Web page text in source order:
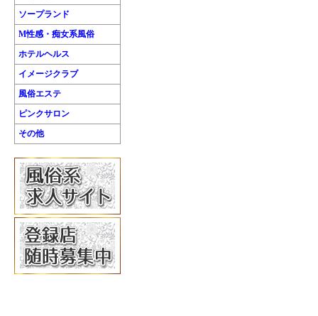
ソープランド
M性感・痴女系風俗
ホテルヘルス
イメージクラブ
風俗エステ
ピンクサロン
その他